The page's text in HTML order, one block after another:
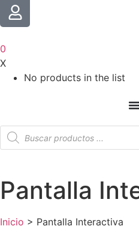
0
X
No products in the list
Pantalla
Inicio > Pantalla Interactiva